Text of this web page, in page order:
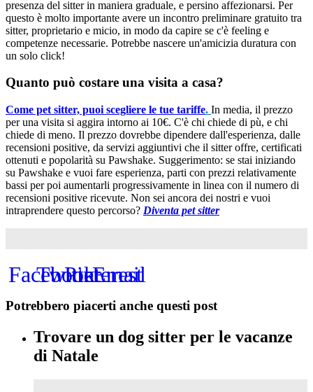
presenza del sitter in maniera graduale, e persino affezionarsi. Per
questo è molto importante avere un incontro preliminare gratuito tra
sitter, proprietario e micio, in modo da capire se c'è feeling e
competenze necessarie. Potrebbe nascere un'amicizia duratura con
un solo click!
Quanto può costare una visita a casa?
Come pet sitter, puoi scegliere le tue tariffe. In media, il prezzo
per una visita si aggira intorno ai 10€. C'è chi chiede di pù, e chi
chiede di meno. Il prezzo dovrebbe dipendere dall'esperienza, dalle
recensioni positive, da servizi aggiuntivi che il sitter offre, certificati
ottenuti e popolarità su Pawshake. Suggerimento: se stai iniziando
su Pawshake e vuoi fare esperienza, parti con prezzi relativamente
bassi per poi aumentarli progressivamente in linea con il numero di
recensioni positive ricevute. Non sei ancora dei nostri e vuoi
intraprendere questo percorso? Diventa pet sitter
Facebook
Twitter
Pinterest
Email
Potrebbero piacerti anche questi post
Trovare un dog sitter per le vacanze
di Natale